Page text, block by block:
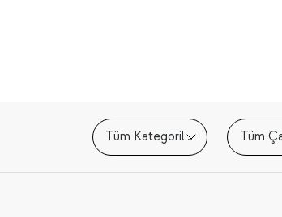
Tüm Kategoriler